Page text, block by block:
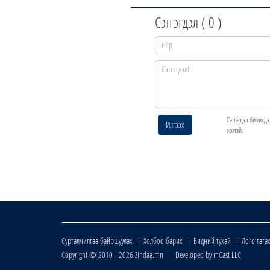
Сэтгэгдэл ( 0 )
Илгээх
Сэтгэгдэл
эрхтэй.
Сурталчилгаа байршуулах Холбоо барих Бидний тухай
Лого татах
Copyright © 2010 - 2026 Zindaa.mn Developed by mCast LLC